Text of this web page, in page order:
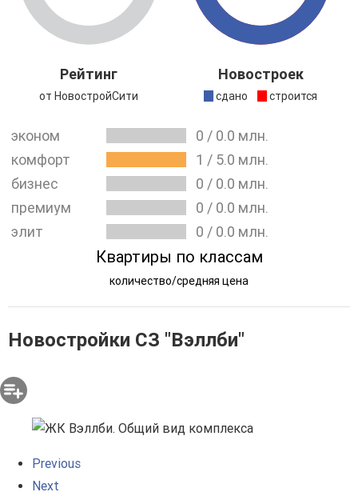
Зеленограде –
ЖК Wellbe
. На строительство данного
жилого комплекса компания "Вэллби" получила кредит
эскроу-счета.Рейтинг
от НовостройСити
Новостроек
сдано строится
эконом 0 / 0.0 млн.
комфорт
1 / 5.0 млн.
бизнес
0 / 0.0 млн.
премиум
0 / 0.0 млн.
элит
0 / 0.0 млн.
Квартиры по классам
количество/средняя цена
Новостройки СЗ "Вэллби"
Previous
Next